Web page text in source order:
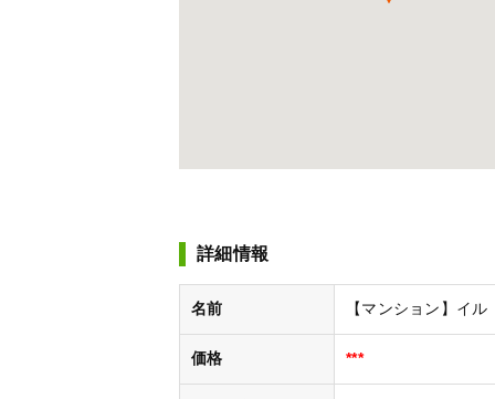
詳細情報
名前 【マンション】イ
価格 ***